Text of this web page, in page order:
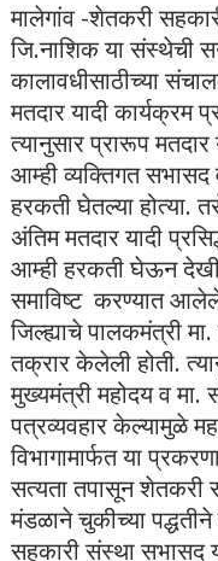
मालेगांव -शेतकरी
जि.नाशिक या संस्थेची
कालावधीसाठीच्या
मतदार यादी कार्यक्रम
त्यानुसार प्रारूप मतदार
आम्ही व्यक्तिगत
हरकती घेतल्या होत्या.
अंतिम मतदार यादी
आम्ही हरकती घेऊन
समाविष्ट करण्यात
जिल्ह्याचे पालकमंत्री
तक्रार केलेली होती.
मुख्यमंत्री महोदय व मा.
पत्रव्यवहार केल्यामुळे
विभागामार्फत या
सत्यता तपासून शेतकरी
मंडळाने चुकीच्या
सहकारी संस्था सभासद